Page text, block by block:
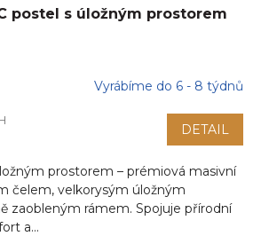
postel s úložným prostorem
Vyrábíme do 6 - 8 týdnů
DETAIL
prostorem – prémiová masivní
čelem, velkorysým úložným
zaobleným rámem. Spojuje přírodní
a...